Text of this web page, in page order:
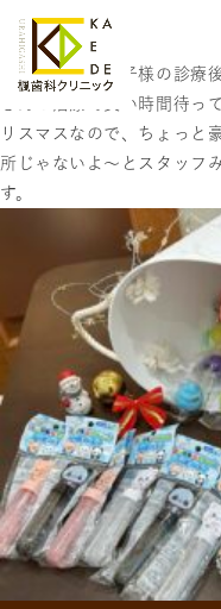
当医院では、お子様の診療
さんの治療で長い時間待っ
リスマスなので、ちょっと
所じゃないよ～とスタッフ
す。